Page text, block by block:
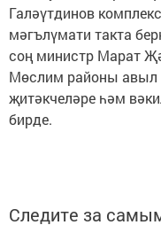
Галәүтдинов
мәгълүмати такта
соң министр Марат
Мөслим районы авыл
җитәкчеләре һәм
бирде.
Следите за